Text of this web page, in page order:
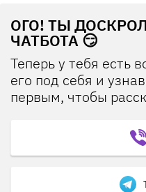
ОГО! ТЫ
ЧАТБОТА 😏
Теперь у тебя есть
его под себя и
первым, чтобы